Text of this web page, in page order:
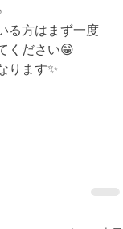
る方はまず一度
ください😁
ります✨